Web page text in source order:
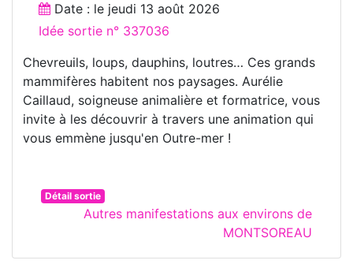
Date : le jeudi 13 août 2026
Idée sortie n° 337036
Chevreuils, loups, dauphins, loutres… Ces grands
mammifères habitent nos paysages. Aurélie
Caillaud, soigneuse animalière et formatrice, vous
invite à les découvrir à travers une animation qui
vous emmène jusqu'en Outre-mer !
Détail sortie
Autres manifestations aux environs de
MONTSOREAU